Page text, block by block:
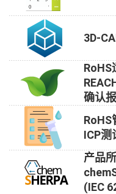
3D-
RoHS
确认
RoHS
ICP测
产品
(IEC